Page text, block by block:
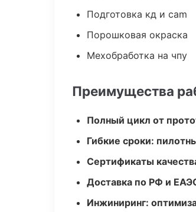
Подготовка кд и cam
Порошковая окраска
Мехобработка на чпу
Преимущества
Полный цикл от
Гибкие сроки:
Сертификаты
Доставка по РФ и
Инжиниринг: